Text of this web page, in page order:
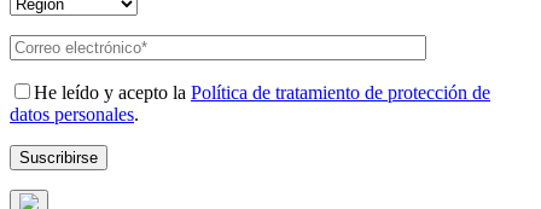
He leído y acepto la Política de tratamiento de protección de
datos personales.